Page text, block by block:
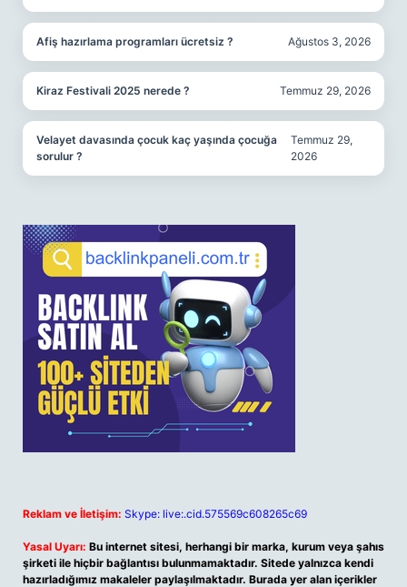
Afiş hazırlama programları ücretsiz ? Ağustos 3, 2026
Kiraz Festivali 2025 nerede ? Temmuz 29, 2026
Velayet davasında çocuk kaç yaşında çocuğa
sorulur ?
Temmuz 29,
2026
Reklam ve İletişim: Skype: live:.cid.575569c608265c69
Yasal Uyarı: Bu internet sitesi, herhangi bir marka, kurum veya şahıs
şirketi ile hiçbir bağlantısı bulunmamaktadır. Sitede yalnızca kendi
hazırladığımız makaleler paylaşılmaktadır. Burada yer alan içerikler